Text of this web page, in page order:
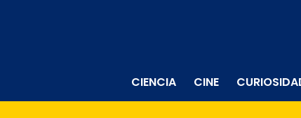
CIENCIA CINE